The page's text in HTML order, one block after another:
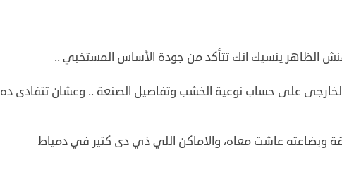
الظاهر ينسيك انك تتأكد من جودة الأساس المستخبي ..
على حساب نوعية الخشب وتفاصيل الصنعة .. وعشان تتفادى ده
وبضاعته عاشت معاه، والاماكن اللي ذي دى كتير في دمياط